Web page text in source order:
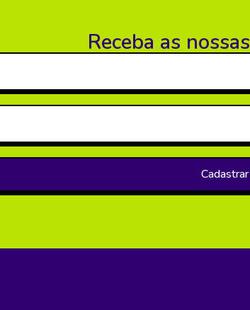
Receba as nossas
Cadastrar